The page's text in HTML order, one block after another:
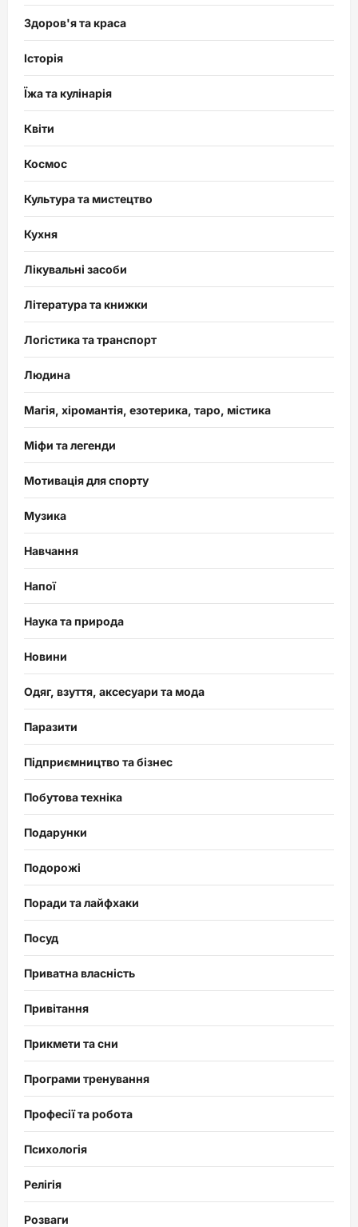
Здоров'я та краса
Історія
Їжа та кулінарія
Квіти
Космос
Культура та мистецтво
Кухня
Лікувальні засоби
Література та книжки
Логістика та транспорт
Людина
Магія, хіромантія, езотерика, таро, містика
Міфи та легенди
Мотивація для спорту
Музика
Навчання
Напої
Наука та природа
Новини
Одяг, взуття, аксесуари та мода
Паразити
Підприємництво та бізнес
Побутова техніка
Подарунки
Подорожі
Поради та лайфхаки
Посуд
Приватна власність
Привітання
Прикмети та сни
Програми тренування
Професії та робота
Психологія
Релігія
Розваги